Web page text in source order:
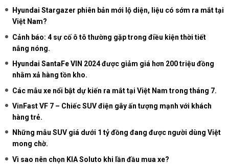
Hyundai Stargazer phiên bản mới lộ diện, liệu có sớm ra mắt tại
Việt Nam?
Cảnh báo: 4 sự cố ô tô thường gặp trong điều kiện thời tiết
nắng nóng.
Hyundai SantaFe VIN 2024 được giảm giá hơn 200 triệu đồng
nhằm xả hàng tồn kho.
Các mẫu xe nổi bật dự kiến ra mắt tại Việt Nam trong tháng 7.
VinFast VF 7 – Chiếc SUV điện gây ấn tượng mạnh với khách
hàng trẻ.
Những mẫu SUV giá dưới 1 tỷ đồng đang được người dùng Việt
mong chờ.
Vì sao nên chọn KIA Soluto khi lần đầu mua xe?